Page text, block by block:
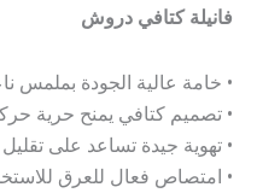
فانيلة كتافي دروش
• خامة عالية الجودة بملمس
• تصميم كتافي يمنح حرية
• تهوية جيدة تساعد على
• امتصاص فعال للعرق